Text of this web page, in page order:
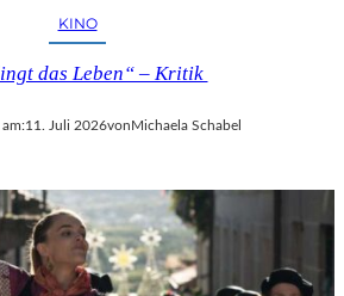
KINO
das Leben“ – Kritik
11. Juli 2026vonMichaela Schabel